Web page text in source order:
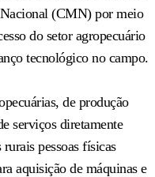
(CMN) por meio
do setor agropecuário
tecnológico no campo.
de produção
serviços diretamente
pessoas físicas
aquisição de máquinas e